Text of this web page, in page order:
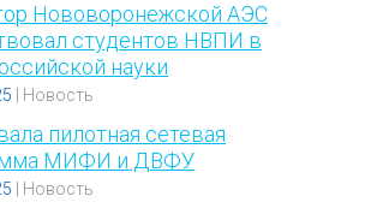
Нововоронежской АЭС
студентов НВПИ в
науки
Новость
пилотная сетевая
МИФИ и ДВФУ
Новость